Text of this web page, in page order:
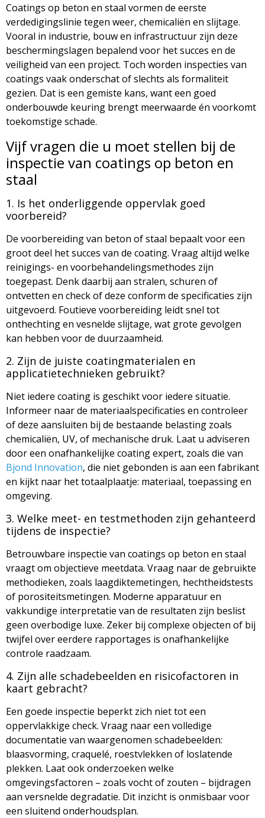
Coatings op beton en staal vormen de eerste
verdedigingslinie tegen weer, chemicaliën en slijtage.
Vooral in industrie, bouw en infrastructuur zijn deze
beschermingslagen bepalend voor het succes en de
veiligheid van een project. Toch worden inspecties van
coatings vaak onderschat of slechts als formaliteit
gezien. Dat is een gemiste kans, want een goed
onderbouwde keuring brengt meerwaarde én voorkomt
toekomstige schade.
Vijf vragen die u moet stellen bij de
inspectie van coatings op beton en
staal
1. Is het onderliggende oppervlak goed
voorbereid?
De voorbereiding van beton of staal bepaalt voor een
groot deel het succes van de coating. Vraag altijd welke
reinigings- en voorbehandelingsmethodes zijn
toegepast. Denk daarbij aan stralen, schuren of
ontvetten en check of deze conform de specificaties zijn
uitgevoerd. Foutieve voorbereiding leidt snel tot
onthechting en vesnelde slijtage, wat grote gevolgen
kan hebben voor de duurzaamheid.
2. Zijn de juiste coatingmaterialen en
applicatietechnieken gebruikt?
Niet iedere coating is geschikt voor iedere situatie.
Informeer naar de materiaalspecificaties en controleer
of deze aansluiten bij de bestaande belasting zoals
chemicaliën, UV, of mechanische druk. Laat u adviseren
door een onafhankelijke coating expert, zoals die van
Bjond Innovation, die niet gebonden is aan een fabrikant
en kijkt naar het totaalplaatje: materiaal, toepassing en
omgeving.
3. Welke meet- en testmethoden zijn gehanteerd
tijdens de inspectie?
Betrouwbare inspectie van coatings op beton en staal
vraagt om objectieve meetdata. Vraag naar de gebruikte
methodieken, zoals laagdiktemetingen, hechtheidstests
of porositeitsmetingen. Moderne apparatuur en
vakkundige interpretatie van de resultaten zijn beslist
geen overbodige luxe. Zeker bij complexe objecten of bij
twijfel over eerdere rapportages is onafhankelijke
controle raadzaam.
4. Zijn alle schadebeelden en risicofactoren in
kaart gebracht?
Een goede inspectie beperkt zich niet tot een
oppervlakkige check. Vraag naar een volledige
documentatie van waargenomen schadebeelden:
blaasvorming, craquelé, roestvlekken of loslatende
plekken. Laat ook onderzoeken welke
omgevingsfactoren – zoals vocht of zouten – bijdragen
aan versnelde degradatie. Dit inzicht is onmisbaar voor
een sluitend onderhoudsplan.